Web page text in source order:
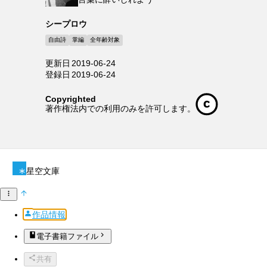
シープロウ
自由詩 掌編 全年齢対象
更新日 2019-06-24
登録日 2019-06-24
Copyrighted
著作権法内での利用のみを許可します。
星空文庫
作品情報
電子書籍ファイル
共有